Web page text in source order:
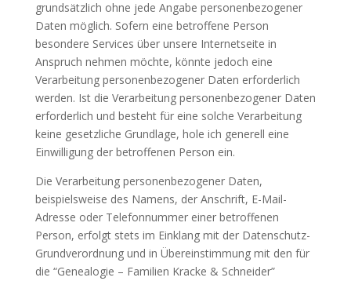
grundsätzlich ohne jede Angabe personenbezogener
Daten möglich. Sofern eine betroffene Person
besondere Services über unsere Internetseite in
Anspruch nehmen möchte, könnte jedoch eine
Verarbeitung personenbezogener Daten erforderlich
werden. Ist die Verarbeitung personenbezogener Daten
erforderlich und besteht für eine solche Verarbeitung
keine gesetzliche Grundlage, hole ich generell eine
Einwilligung der betroffenen Person ein.
Die Verarbeitung personenbezogener Daten,
beispielsweise des Namens, der Anschrift, E-Mail-
Adresse oder Telefonnummer einer betroffenen
Person, erfolgt stets im Einklang mit der Datenschutz-
Grundverordnung und in Übereinstimmung mit den für
die “Genealogie – Familien Kracke & Schneider”